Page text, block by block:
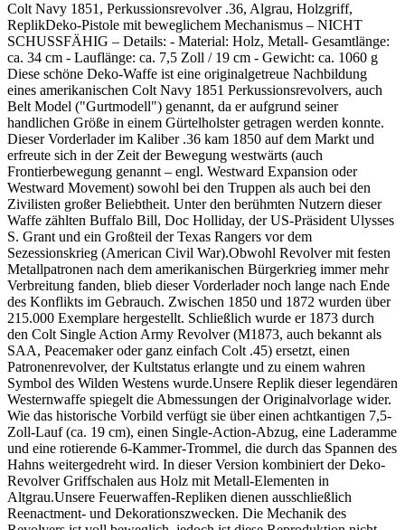
Colt Navy 1851, Perkussionsrevolver .36, Algrau, Holzgriff,
ReplikDeko-Pistole mit beweglichem Mechanismus – NICHT
SCHUSSFÄHIG – Details: - Material: Holz, Metall- Gesamtlänge:
ca. 34 cm - Lauflänge: ca. 7,5 Zoll / 19 cm - Gewicht: ca. 1060 g
Diese schöne Deko-Waffe ist eine originalgetreue Nachbildung
eines amerikanischen Colt Navy 1851 Perkussionsrevolvers, auch
Belt Model ("Gurtmodell") genannt, da er aufgrund seiner
handlichen Größe in einem Gürtelholster getragen werden konnte.
Dieser Vorderlader im Kaliber .36 kam 1850 auf dem Markt und
erfreute sich in der Zeit der Bewegung westwärts (auch
Frontierbewegung genannt – engl. Westward Expansion oder
Westward Movement) sowohl bei den Truppen als auch bei den
Zivilisten großer Beliebtheit. Unter den berühmten Nutzern dieser
Waffe zählten Buffalo Bill, Doc Holliday, der US-Präsident Ulysses
S. Grant und ein Großteil der Texas Rangers vor dem
Sezessionskrieg (American Civil War).Obwohl Revolver mit festen
Metallpatronen nach dem amerikanischen Bürgerkrieg immer mehr
Verbreitung fanden, blieb dieser Vorderlader noch lange nach Ende
des Konflikts im Gebrauch. Zwischen 1850 und 1872 wurden über
215.000 Exemplare hergestellt. Schließlich wurde er 1873 durch
den Colt Single Action Army Revolver (M1873, auch bekannt als
SAA, Peacemaker oder ganz einfach Colt .45) ersetzt, einen
Patronenrevolver, der Kultstatus erlangte und zu einem wahren
Symbol des Wilden Westens wurde.Unsere Replik dieser legendären
Westernwaffe spiegelt die Abmessungen der Originalvorlage wider.
Wie das historische Vorbild verfügt sie über einen achtkantigen 7,5-
Zoll-Lauf (ca. 19 cm), einen Single-Action-Abzug, eine Laderamme
und eine rotierende 6-Kammer-Trommel, die durch das Spannen des
Hahns weitergedreht wird. In dieser Version kombiniert der Deko-
Revolver Griffschalen aus Holz mit Metall-Elementen in
Altgrau.Unsere Feuerwaffen-Repliken dienen ausschließlich
Reenactment- und Dekorationszwecken. Die Mechanik des